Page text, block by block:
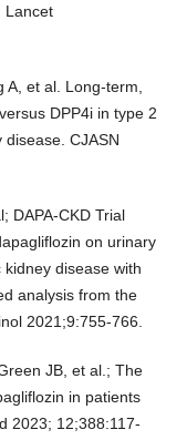
Lancet
A, et al. Long-term,
DPP4i in type 2
CJASN
DAPA-CKD Trial
on urinary
disease with
analysis from the
2021;9:755-766.
JB, et al.; The
in patients
2023; 12;388:117-